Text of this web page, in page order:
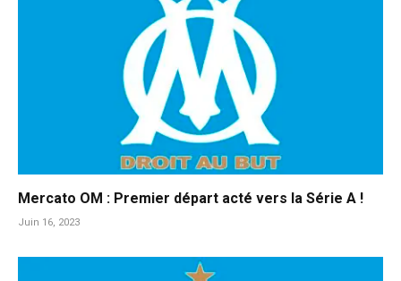
Mercato OM : Premier départ acté vers la Série A !
Juin 16, 2023